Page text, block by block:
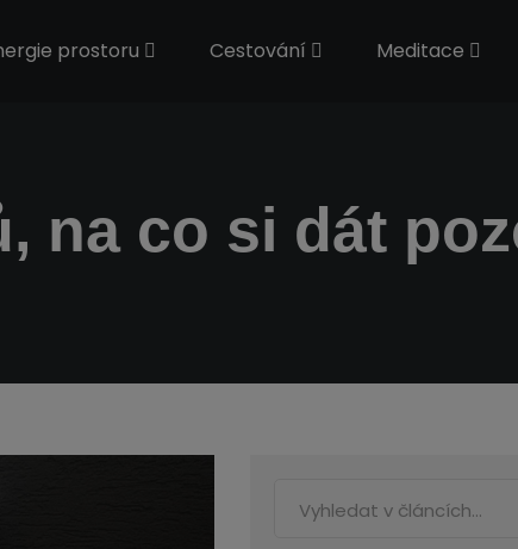
prostoru Cestování Meditace
na co si dát